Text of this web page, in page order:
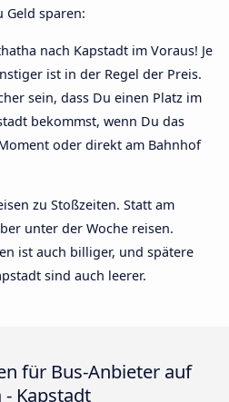
Geld sparen:
nach Kapstadt im Voraus! Je
ist in der Regel der Preis.
sein, dass Du einen Platz im
bekommst, wenn Du das
oder direkt am Bahnhof
zu Stoßzeiten. Statt am
unter der Woche reisen.
ist auch billiger, und spätere
sind auch leerer.
für Bus-Anbieter auf
Kapstadt